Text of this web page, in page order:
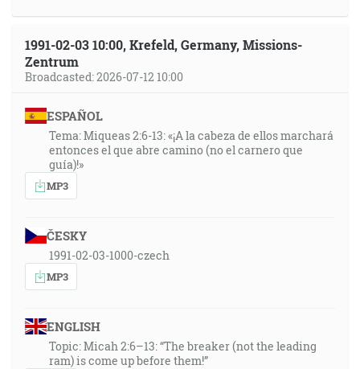
1991-02-03 10:00, Krefeld, Germany, Missions-
Zentrum
Broadcasted: 2026-07-12 10:00
ESPAÑOL
Tema: Miqueas 2:6-13: «¡A la cabeza de ellos marchará
entonces el que abre camino (no el carnero que
guía)!»
MP3
ČESKY
1991-02-03-1000-czech
MP3
ENGLISH
Topic: Micah 2:6–13: “The breaker (not the leading
ram) is come up before them!”